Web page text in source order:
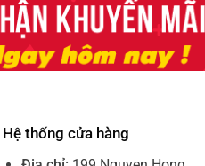
Hệ thống cửa hàng